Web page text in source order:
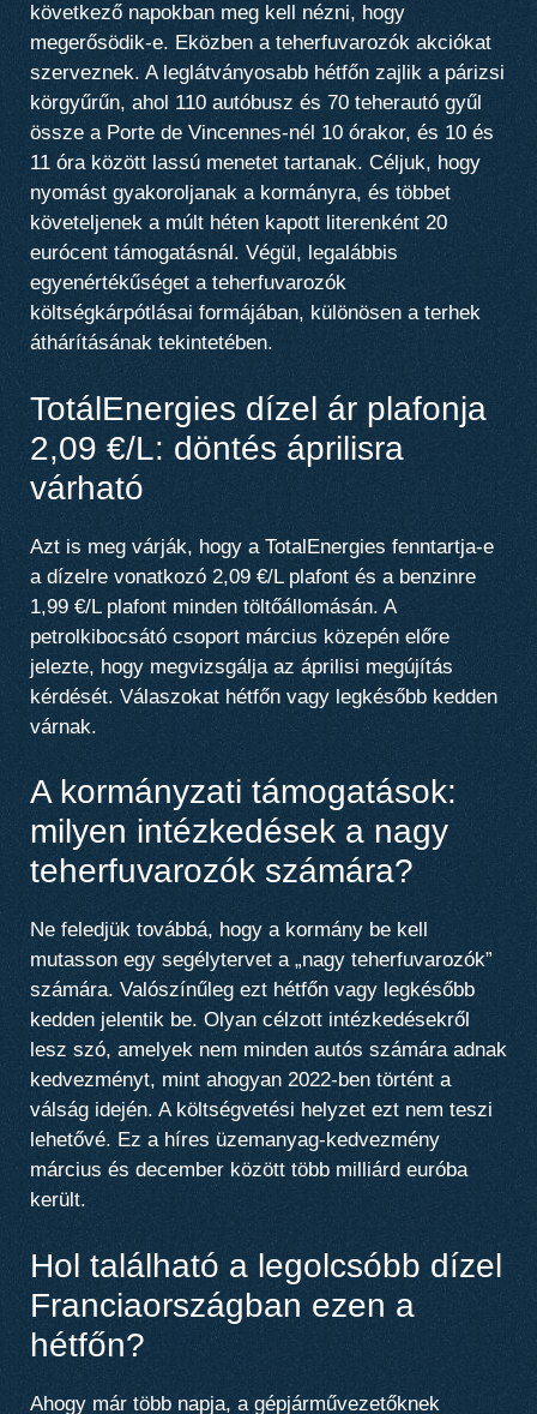
következő napokban meg kell nézni, hogy
megerősödik-e. Eközben a teherfuvarozók akciókat
szerveznek. A leglátványosabb hétfőn zajlik a párizsi
körgyűrűn, ahol 110 autóbusz és 70 teherautó gyűl
össze a Porte de Vincennes-nél 10 órakor, és 10 és
11 óra között lassú menetet tartanak. Céljuk, hogy
nyomást gyakoroljanak a kormányra, és többet
követeljenek a múlt héten kapott literenként 20
eurócent támogatásnál. Végül, legalábbis
egyenértékűséget a teherfuvarozók
költségkárpótlásai formájában, különösen a terhek
áthárításának tekintetében.
TotálEnergies dízel ár plafonja
2,09 €/L: döntés áprilisra
várható
Azt is meg várják, hogy a TotalEnergies fenntartja-e
a dízelre vonatkozó 2,09 €/L plafont és a benzinre
1,99 €/L plafont minden töltőállomásán. A
petrolkibocsátó csoport március közepén előre
jelezte, hogy megvizsgálja az áprilisi megújítás
kérdését. Válaszokat hétfőn vagy legkésőbb kedden
várnak.
A kormányzati támogatások:
milyen intézkedések a nagy
teherfuvarozók számára?
Ne feledjük továbbá, hogy a kormány be kell
mutasson egy segélytervet a „nagy teherfuvarozók”
számára. Valószínűleg ezt hétfőn vagy legkésőbb
kedden jelentik be. Olyan célzott intézkedésekről
lesz szó, amelyek nem minden autós számára adnak
kedvezményt, mint ahogyan 2022-ben történt a
válság idején. A költségvetési helyzet ezt nem teszi
lehetővé. Ez a híres üzemanyag-kedvezmény
március és december között több milliárd euróba
került.
Hol található a legolcsóbb dízel
Franciaországban ezen a
hétfőn?
Ahogy már több napja, a gépjárművezetőknek